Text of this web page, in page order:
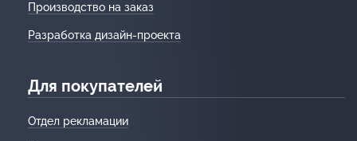
Производство на заказ
Разработка дизайн-проекта
Для покупателей
Отдел рекламации